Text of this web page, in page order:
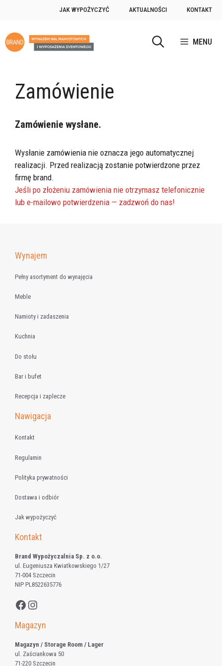
treści
JAK WYPOŻYCZYĆ AKTUALNOŚCI KONTAKT
MENU
Zamówienie
Zamówienie wysłane.
Wysłanie zamówienia nie oznacza jego automatycznej
realizacji. Przed realizacją zostanie potwierdzone przez
firmę brand.
Jeśli po złożeniu zamówienia nie otrzymasz telefonicznie
lub e-mailowo potwierdzenia — zadzwoń do nas!
Wynajem
Pełny asortyment do wynajęcia
Meble
Namioty i zadaszenia
Kuchnia
Do stołu
Bar i bufet
Recepcja i zaplecze
Nawigacja
Kontakt
Regulamin
Polityka prywatności
Dostawa i odbiór
Jak wypożyczyć
Kontakt
Brand Wypożyczalnia Sp. z o.o.
ul. Eugeniusza Kwiatkowskiego 1/27
71-004 Szczecin
NIP PL8522635776
Facebook
Instagram
Magazyn
Magazyn / Storage Room / Lager
ul. Zaściankowa 50
71-220 Szczecin